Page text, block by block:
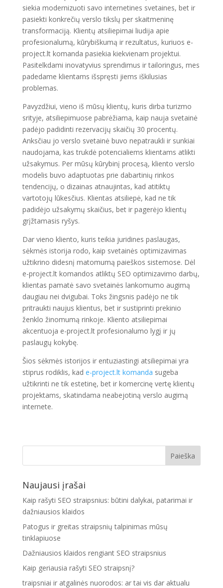
siekia modernizuoti savo internetines svetaines, bet ir
pasiekti konkrečių verslo tikslų per skaitmeninę
transformaciją. Klientų atsiliepimai liudija apie
profesionalumą, kūrybiškumą ir rezultatus, kuriuos e-
project.lt komanda pasiekia kiekvienam projektui.
Pasitelkdami inovatyvius sprendimus ir tailoringus, mes
padedame klientams išspręsti jiems iškilusias
problemas.
Pavyzdžiui, vieno iš mūsų klientų, kuris dirba turizmo
srityje, atsiliepimuose pabrėžiama, kaip nauja svetainė
padėjo padidinti rezervacijų skaičių 30 procentų.
Anksčiau jo verslo svetainė buvo nepatraukli ir sunkiai
naudojama, kas trukdė potencialiems klientams atlikti
užsakymus. Per mūsų kūrybinį procesą, kliento verslo
modelis buvo adaptuotas prie dabartinių rinkos
tendencijų, o dizainas atnaujintas, kad atitiktų
vartotojų lūkesčius. Klientas atsiliepė, kad ne tik
padidėjo užsakymų skaičius, bet ir pagerėjo klientų
grįžtamasis ryšys.
Dar vieno kliento, kuris teikia juridines paslaugas,
sėkmės istorija rodo, kaip svetainės optimizavimas
užtikrino didesnį matomumą paieškos sistemose. Dėl
e-project.lt komandos atliktų SEO optimizavimo darbų,
klientas pamatė savo svetainės lankomumo augimą
daugiau nei dvigubai. Toks žingsnis padėjo ne tik
pritraukti naujus klientus, bet ir sustiprinti prekinio
ženklo žinomumą rinkoje. Kliento atsiliepimai
akcentuoja e-project.lt profesionalumo lygį ir jų
paslaugų kokybę.
Šios sėkmės istorijos ir entuziastingi atsiliepimai yra
stiprus rodiklis, kad e-project.lt komanda sugeba
užtikrinti ne tik estetinę, bet ir komercinę vertę klientų
projektams, skatindama neabejotiną verslo augimą
internete.
Naujausi įrašai
Kaip rašyti SEO straipsnius: būtini dalykai, patarimai ir
dažniausios klaidos
Patogus ir greitas straipsnių talpinimas mūsų
tinklapiuose
Dažniausios klaidos rengiant SEO straipsnius
Kaip geriausia rašyti SEO straipsnį?
traipsniai ir atgalinės nuorodos: ar tai vis dar aktualu